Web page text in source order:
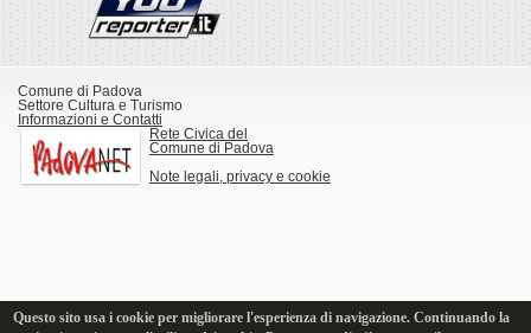
Comune di Padova
Settore Cultura e Turismo
Informazioni e Contatti
Rete Civica del
Comune di Padova
Note legali, privacy e cookie
Questo sito usa i cookie per migliorare l'esperienza di navigazione. Continuando la